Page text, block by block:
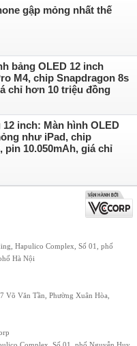
gập mỏng nhất thế
bảng OLED 12 inch
M4, chip Snapdragon 8s
chỉ hơn 10 triệu đồng
inch: Màn hình OLED
như iPad, chip
pin 10.050mAh, giá chỉ
Hapulico Complex, Số 01, phố
Hà Nội
Võ Văn Tần, Phường Xuân Hòa,